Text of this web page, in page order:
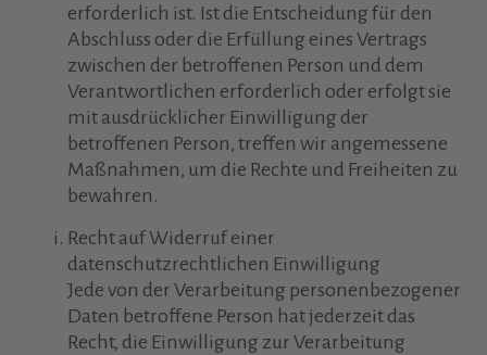
erforderlich ist. Ist die Entscheidung für den
Abschluss oder die Erfüllung eines Vertrags
zwischen der betroffenen Person und dem
Verantwortlichen erforderlich oder erfolgt sie
mit ausdrücklicher Einwilligung der
betroffenen Person, treffen wir angemessene
Maßnahmen, um die Rechte und Freiheiten zu
bewahren.
Recht auf Widerruf einer
datenschutzrechtlichen Einwilligung
Jede von der Verarbeitung personenbezogener
Daten betroffene Person hat jederzeit das
Recht, die Einwilligung zur Verarbeitung